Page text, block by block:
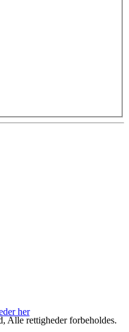
her
Alle rettigheder forbeholdes.